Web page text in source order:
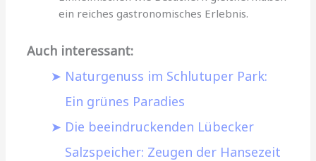
ein reiches gastronomisches Erlebnis.
Auch interessant:
Naturgenuss im Schlutuper Park:
Ein grünes Paradies
Die beeindruckenden Lübecker
Salzspeicher: Zeugen der Hansezeit